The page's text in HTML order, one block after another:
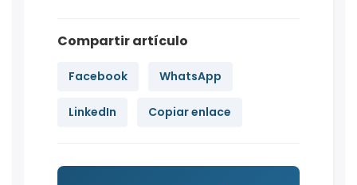
Compartir artículo
Facebook WhatsApp
LinkedIn Copiar enlace